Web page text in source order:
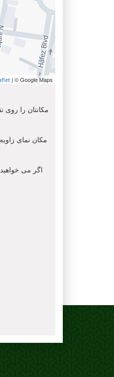
| © Google Maps
مکانتان را روی
اگر می